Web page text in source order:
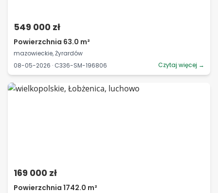
549 000 zł
Powierzchnia 63.0 m²
mazowieckie, Żyrardów
08-05-2026 · C336-SM-196806
Czytaj więcej →
169 000 zł
Powierzchnia 1742.0 m²